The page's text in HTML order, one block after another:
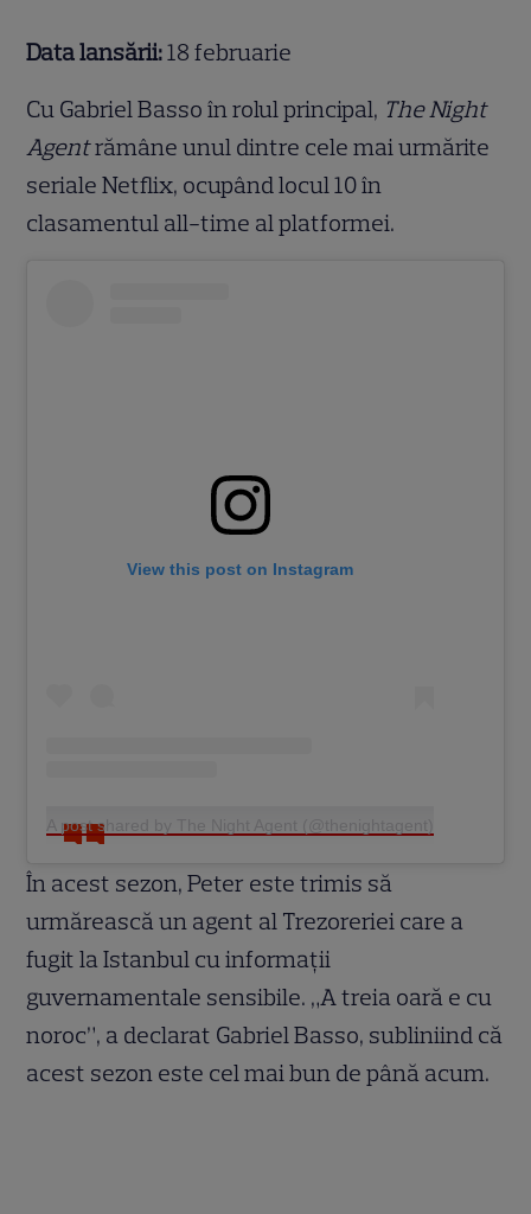
Data lansării:18 februarie
Cu Gabriel Basso în rolul principal, The Night
Agentrămâne unul dintre cele mai urmărite
seriale Netflix, ocupând locul 10 în
clasamentul all-time al platformei.
View this post on Instagram
A post shared by The Night Agent (@thenightagent)
În acest sezon, Peter este trimis să
urmărească un agent al Trezoreriei care a
fugit la Istanbul cu informații
guvernamentale sensibile. „A treia oară e cu
noroc”, a declarat Gabriel Basso, subliniind că
acest sezon este cel mai bun de până acum.